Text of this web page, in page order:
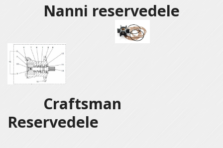
Nanni reservedele
Craftsman
Reservedele